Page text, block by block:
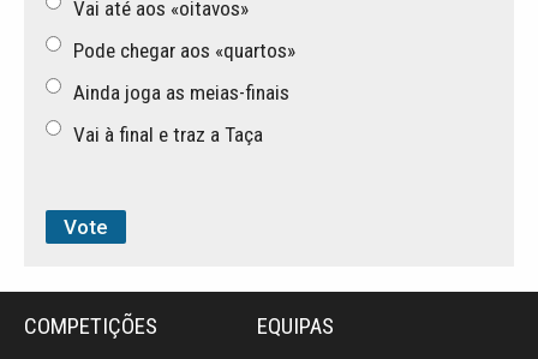
Vai até aos «oitavos»
Pode chegar aos «quartos»
Ainda joga as meias-finais
Vai à final e traz a Taça
COMPETIÇÕES EQUIPAS